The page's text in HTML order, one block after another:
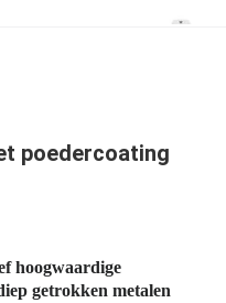
poedercoating
hoogwaardige
getrokken metalen